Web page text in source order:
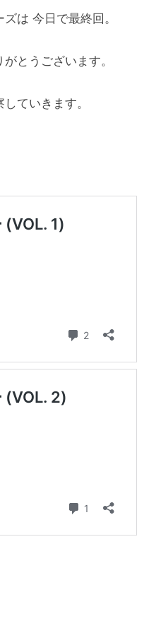
は 今日で最終回。
とうございます。
ていきます。